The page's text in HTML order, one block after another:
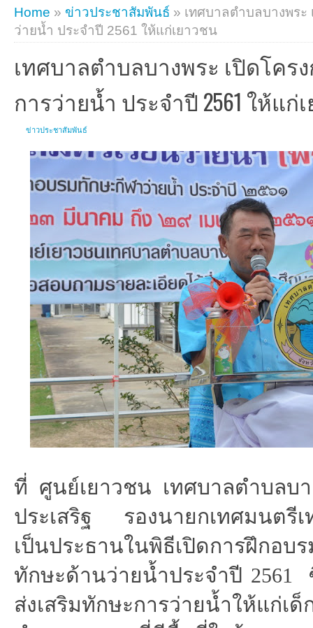
Home » ข่าวประชาสัมพันธ์ » เทศบาลตำบลบางพระ
ว่ายน้ำ ประจำปี 2561 ให้แก่เยาวชน
เทศบาลตำบลบางพระ เปิดโคร
การว่ายน้ำ ประจำปี 2561 ให้แก่
ข่าวประชาสัมพันธ์
ที่ ศูนย์เยาวชน เทศบาลตำบลบ
ประเสริฐ รองนายกเทศมนตรีเ
เป็นประธานในพิธีเปิดการฝึกอบ
ทักษะด้านว่ายน้ำประจำปี 2561
ส่งเสริมทักษะการว่ายน้ำให้แก่